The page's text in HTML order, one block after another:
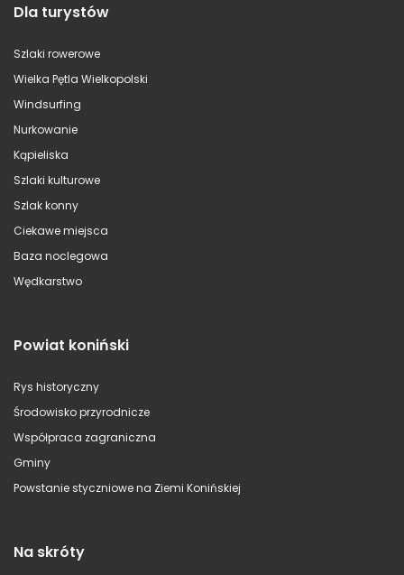
Dla turystów
Szlaki rowerowe
Wielka Pętla Wielkopolski
Windsurfing
Nurkowanie
Kąpieliska
Szlaki kulturowe
Szlak konny
Ciekawe miejsca
Baza noclegowa
Wędkarstwo
Powiat koniński
Rys historyczny
Środowisko przyrodnicze
Współpraca zagraniczna
Gminy
Powstanie styczniowe na Ziemi Konińskiej
Na skróty